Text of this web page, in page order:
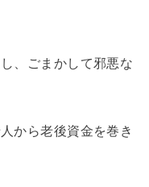
、ごまかして邪悪な
から老後資金を巻き